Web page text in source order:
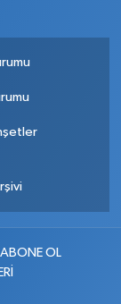
ABONE OL